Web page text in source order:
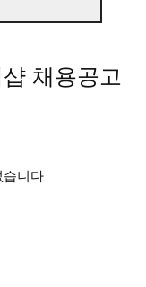
채용공고
습니다